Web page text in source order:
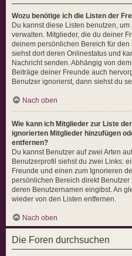
Wozu benötige ich die Listen der
Du kannst diese Listen benutzen,
verwalten. Mitglieder, die du deiner
deinem persönlichen Bereich für
siehst dort deren Onlinestatus und
Nachricht senden. Abhängig von
Beiträge deiner Freunde auch
Benutzer ignorierst, dann siehst du
Nach oben
Wie kann ich Mitglieder zur Liste
ignorierten Mitglieder hinzufügen
entfernen?
Du kannst Benutzer auf zwei Arten
Benutzerprofil siehst du zwei Links:
Freunde und einen zum Ignorieren
persönlichen Bereich direkt
deren Benutzernamen eingibst. An
wieder von den Listen entfernen.
Nach oben
Die Foren durchsuchen